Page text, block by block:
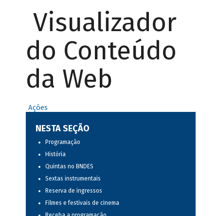
Visualizador
do Conteúdo
da Web
Ações
NESTA SEÇÃO
Programação
História
Quintas no BNDES
Sextas instrumentais
Reserva de ingressos
Filmes e festivais de cinema